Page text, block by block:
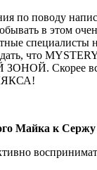
по поводу
в этом
специалисты
что
Скорее
Майка к Сержу